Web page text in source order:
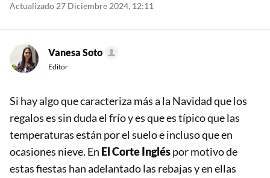
Actualizado 27 Diciembre 2024, 12:11
Vanesa Soto
Editor
Si hay algo que caracteriza más a la Navidad que los
regalos es sin duda el frío y es que es típico que las
temperaturas están por el suelo e incluso que en
ocasiones nieve. En El Corte Ingléspor motivo de
estas fiestas han adelantado las rebajas y en ellas